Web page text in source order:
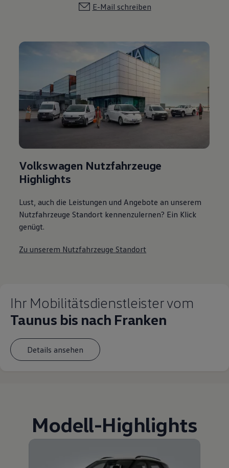
E-Mail schreiben
Volkswagen Nutzfahrzeuge
Highlights
Lust, auch die Leistungen und Angebote an unserem
Nutzfahrzeuge Standort kennenzulernen? Ein Klick
genügt.
Zu unserem Nutzfahrzeuge Standort
Ihr Mobilitätsdienstleister vom
Taunus bis nach Franken
Details ansehen
Modell-Highlights